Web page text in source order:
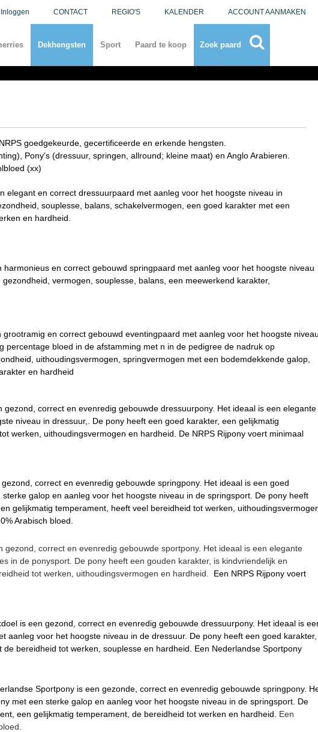
Inloggen CONTACT REGIO'S KALENDER ACCOUNT AANMAKEN
Dekhengsten Sport Paard te koop Zoek paard
goedgekeurde, gecertificeerde en erkende hengsten.
Pony's (dressuur, springen, allround; kleine maat) en Anglo Arabieren.
(xx)
elegant en correct dressuurpaard met aanleg voor het hoogste niveau in
souplesse, balans, schakelvermogen, een goed karakter met een
en hardheid.
harmonieus en correct gebouwd springpaard met aanleg voor het hoogste niveau
vermogen, souplesse, balans, een meewerkend karakter,
grootramig en correct gebouwd eventingpaard met aanleg voor het hoogste
percentage bloed in de afstamming met n in de pedigree de nadruk op
uithoudingsvermogen, springvermogen met een bodemdekkende galop,
en hardheid
gezond, correct en evenredig gebouwde dressuurpony. Het ideaal is een elegante
niveau in dressuur,. De pony heeft een goed karakter, een gelijkmatig
werken, uithoudingsvermogen en hardheid. De NRPS Rijpony voert minimaal
correct en evenredig gebouwde springpony. Het ideaal is een goed
galop en aanleg voor het hoogste niveau in de springsport. De pony heeft
gelijkmatig temperament, heeft veel bereidheid tot werken,
Arabisch bloed.
gezond, correct en evenredig gebouwde sportpony. Het ideaal is een elegante
in de ponysport. De ponyheeft een gouden karakter, is kindvriendelijk en
tot werken, uithoudingsvermogen en hardheid.
Een NRPS Rijpony voert
is een gezond, correct en evenredig gebouwde dressuurpony. Het ideaal is
aanleg voor het hoogste niveau in de dressuur. De pony heeft een goed karakter,
bereidheid tot werken, souplesse en hardheid. Een Nederlandse Sportpony
Sportpony is een gezonde, correct en evenredig gebouwde springpony.
met een sterke galop en aanleg voor het hoogste niveau in de springsport. De
een gelijkmatig temperament, de bereidheid tot werken en hardheid. Een